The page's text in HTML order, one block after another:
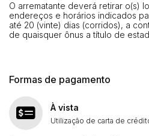
O arrematante deverá retirar o(s)
endereços e horários indicados
até 20 (vinte) dias (corridos), a
de quaisquer ônus a título de
Formas de pagamento
À vista
Utilização de carta de